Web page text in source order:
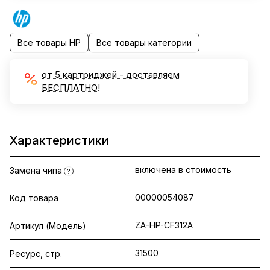
Все товары HP Все товары категории
от 5 картриджей - доставляем
БЕСПЛАТНО!
Характеристики
Замена чипа ? включена в стоимость
Код товара 00000054087
Артикул (Модель) ZA-HP-CF312A
Ресурс, стр. 31500